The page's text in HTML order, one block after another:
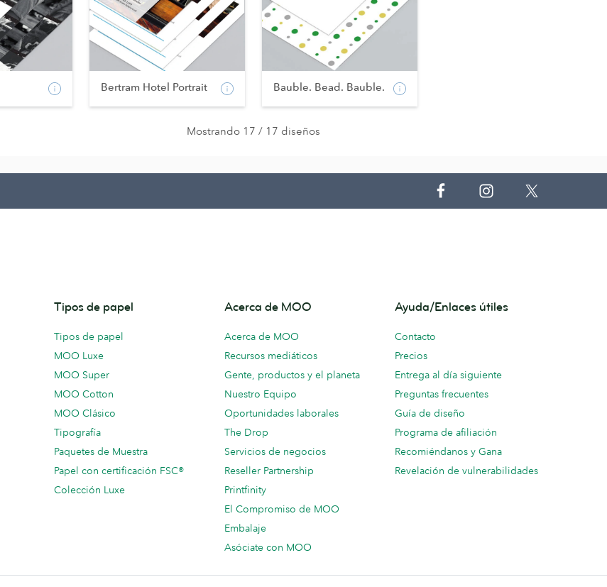
Bertram Hotel Portrait Bauble. Bead. Bauble.
Mostrando 17 / 17 diseños
Tipos de papel
Tipos de papel
MOO Luxe
MOO Super
MOO Cotton
MOO Clásico
Tipografía
Paquetes de Muestra
Papel con certificación FSC®
Colección Luxe
Acerca de MOO
Acerca de MOO
Recursos mediáticos
Gente, productos y el planeta
Nuestro Equipo
Oportunidades laborales
The Drop
Servicios de negocios
Reseller Partnership
Printfinity
El Compromiso de MOO
Embalaje
Asóciate con MOO
Ayuda/Enlaces útiles
Contacto
Precios
Entrega al día siguiente
Preguntas frecuentes
Guía de diseño
Programa de afiliación
Recomiéndanos y Gana
Revelación de vulnerabilidades